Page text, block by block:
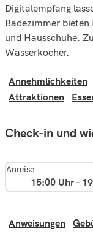
Digitalempfang
Badezimmer
und Hausschuhe.
Wasserkocher.
Annehmlichkeiten
Attraktionen
Check-in und
Anreise
15:00 Uhr -
Anweisungen